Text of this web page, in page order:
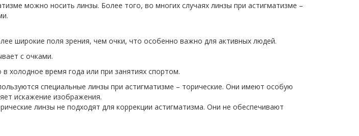
можно носить линзы. Более того, во многих случаях линзы при астигматизме –
широкие поля зрения, чем очки, что особенно важно для активных людей.
с очками.
холодное время года или при занятиях спортом.
специальные линзы при астигматизме – торические. Они имеют особую
искажение изображения.
линзы не подходят для коррекции астигматизма. Они не обеспечивают